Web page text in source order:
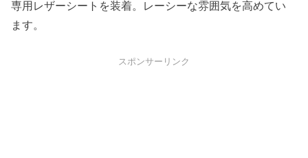
専用レザーシートを装着。レーシーな雰囲気を高めてい
ます。
スポンサーリンク